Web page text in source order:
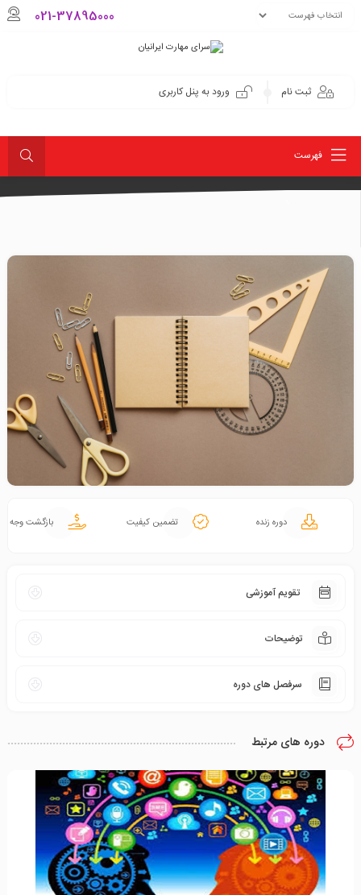
021-37895000
ثبت نام ورود به پنل کاربری
فهرست
دوره زنده تضمین کیفیت بازگشت وجه
تقویم آموزشی
توضیحات
سرفصل های دوره
دوره های مرتبط